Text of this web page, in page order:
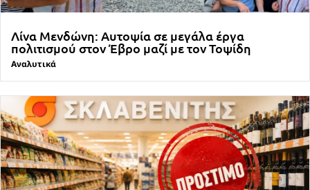
Λίνα Μενδώνη: Αυτοψία σε μεγάλα έργα
πολιτισμού στον Έβρο μαζί με τον Τοψίδη
Αναλυτικά